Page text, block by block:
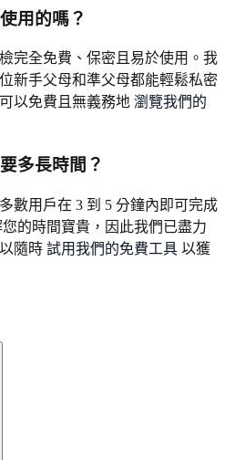
用的嗎？
完全免費、保密且易於使用。我
新手父母和準父母都能輕鬆私密
以免費且無義務地 瀏覽我們的
多長時間？
數用戶在 3 到 5 分鐘內即可完成
的時間寶貴，因此我們已盡力
隨時 試用我們的免費工具 以獲